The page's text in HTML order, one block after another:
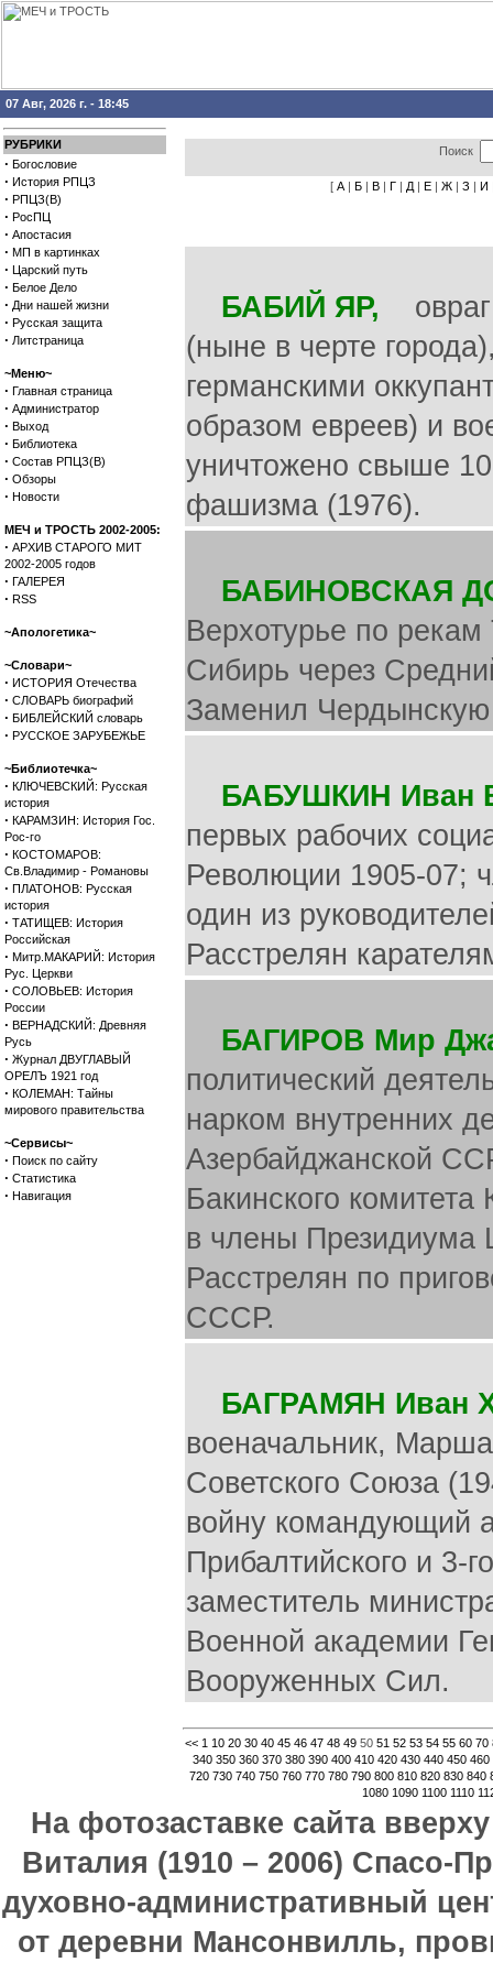
07 Авг, 2026 г. - 18:45
РУБРИКИ
· Богословие
· История РПЦЗ
· РПЦЗ(В)
· РосПЦ
· Апостасия
· МП в картинках
· Царский путь
· Белое Дело
· Дни нашей жизни
· Русская защита
· Литстраница
~Меню~
· Главная страница
· Администратор
· Выход
· Библиотека
· Состав РПЦЗ(В)
· Обзоры
· Новости
МЕЧ и ТРОСТЬ 2002-2005:
· АРХИВ СТАРОГО МИТ
2002-2005 годов
· ГАЛЕРЕЯ
· RSS
~Апологетика~
~Словари~
· ИСТОРИЯ Отечества
· СЛОВАРЬ биографий
· БИБЛЕЙСКИЙ словарь
· РУССКОЕ ЗАРУБЕЖЬЕ
~Библиотечка~
· КЛЮЧЕВСКИЙ: Русская
история
· КАРАМЗИН: История Гос.
Рос-го
· КОСТОМАРОВ:
Св.Владимир - Романовы
· ПЛАТОНОВ: Русская
история
· ТАТИЩЕВ: История
Российская
· Митр.МАКАРИЙ: История
Рус. Церкви
· СОЛОВЬЕВ: История
России
· ВЕРНАДСКИЙ: Древняя
Русь
· Журнал ДВУГЛАВЫЙ
ОРЕЛЪ 1921 год
· КОЛЕМАН: Тайны
мирового правительства
~Сервисы~
· Поиск по сайту
· Статистика
· Навигация
Поиск
[ А | Б | В | Г | Д | Е | Ж | З | И
БАБИЙ ЯР, овраг
(ныне в черте
германскими
образом евреев) и
уничтожено свыше
фашизма (1976).
БАБИНОВСКАЯ
Верхотурье по
Сибирь через
Заменил Чердынскую
БАБУШКИН Иван
первых рабочих
Революции 1905-07;
один из
Расстрелян
БАГИРОВ Мир
политический
нарком внутренних
Азербайджанской
Бакинского
в члены
Расстрелян по
СССР.
БАГРАМЯН Иван
военачальник,
Советского Союза
войну командующий
Прибалтийского и 3-
заместитель
Военной академии
Вооруженных Сил.
<< 1 10 20 30 40 45 46 47 48 4950 51 52 53 54 55 60 70
340 350 360 370 380 390 400 410 420 430 440 450 460
720 730 740 750 760 770 780 790 800 810 820 830 840
1080 1090 1100 1110
На фотозаставке сайта
Виталия (1910 – 2006) Спасо-
духовно-административный
от деревни Мансонвилль,